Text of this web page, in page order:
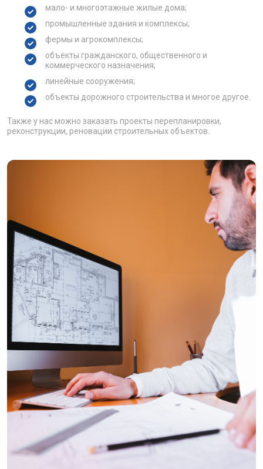
мало- и многоэтажные жилые дома;
промышленные здания и комплексы;
фермы и агрокомплексы;
объекты гражданского, общественного и
коммерческого назначения;
линейные сооружения;
объекты дорожного строительства и многое другое.
Также у нас можно заказать проекты перепланировки,
реконструкции, реновации строительных объектов.